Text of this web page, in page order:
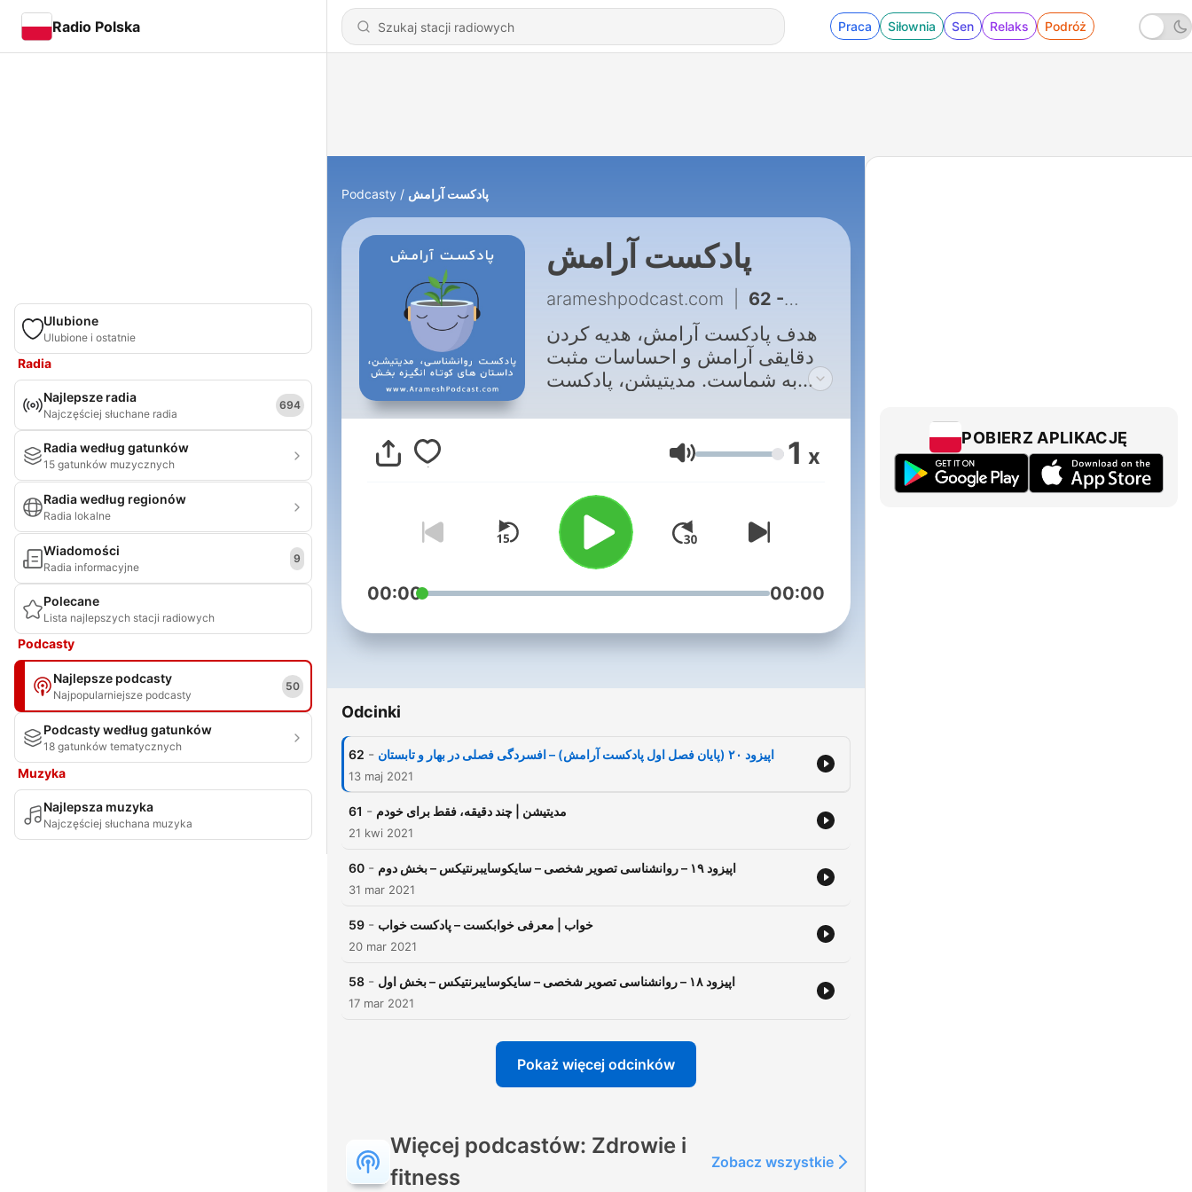
Radio Polska Praca Siłownia Sen Relaks Podróż
Ulubione
Ulubione i ostatnie
Radia
Najlepsze radia
Najczęściej słuchane radia
694
Radia według gatunków
15 gatunków muzycznych
Radia według regionów
Radia lokalne
Wiadomości
Radia informacyjne
9
Polecane
Lista najlepszych stacji radiowych
Podcasty
Najlepsze podcasty
Najpopularniejsze podcasty
50
Podcasty według gatunków
18 gatunków tematycznych
Muzyka
Najlepsza muzyka
Najczęściej słuchana muzyka
Podcasty پادکست آرامش
پادکست آرامش
arameshpodcast.com
هدف پادکست آرامش، هدیه کردن
دقایقی آرامش و احساسات مثبت
به شماست. مدیتیشن، پادکست
انگیزه بخش - aramesh podcast
Głośność 1 x
00:00 00:00
Odcinki
62 - اپیزود ۲۰ (پایان فصل اول پادکست آرامش) – افسردگی فصلی در بهار و تابستان
13 maj 2021
61 - مدیتیشن | چند دقیقه، فقط برای خودم
21 kwi 2021
60 - اپیزود ۱۹ – روانشناسی تصویر شخصی – سایکوسایبرنتیکس – بخش دوم
31 mar 2021
59 - خواب | معرفی خوابکست – پادکست خواب
20 mar 2021
58 - اپیزود ۱۸ – روانشناسی تصویر شخصی – سایکوسایبرنتیکس – بخش اول
17 mar 2021
Pokaż więcej odcinków
Więcej podcastów: Zdrowie i
fitness
Zobacz wszystkie
POBIERZ APLIKACJĘ